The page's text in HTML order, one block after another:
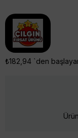
₺182,94 `den